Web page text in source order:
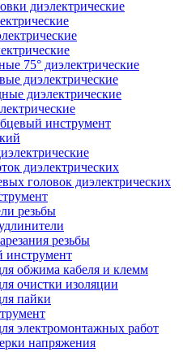
диэлектрические
75° диэлектрические
диэлектрические
диэлектрические
инструмент
диэлектрических
головок диэлектрических
резьбы
резьбы
инструмент
обжима кабеля и клемм
очистки изоляции
пайки
электромонтажных работ
напряжения